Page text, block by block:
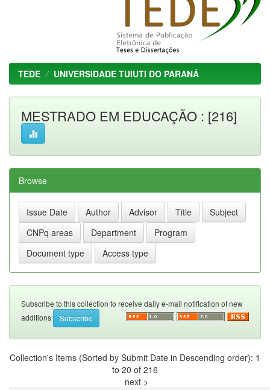
TEDE UNIVERSIDADE TUIUTI DO PARANÁ
MESTRADO EM EDUCAÇÃO : [216]
Browse
Subscribe to this collection to receive daily e-mail notification of new
additions
Collection's Items (Sorted by Submit Date in Descending order): 1
to 20 of 216
next >